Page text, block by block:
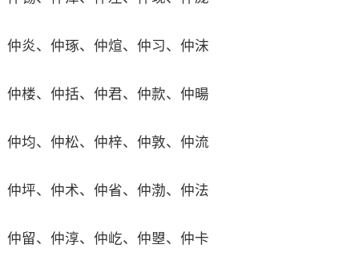
仲炎、仲琢、仲煊、仲习、仲沫
仲楼、仲括、仲君、仲款、仲暘
仲均、仲松、仲梓、仲敦、仲流
仲坪、仲术、仲省、仲渤、仲法
仲留、仲淳、仲屹、仲曌、仲卡